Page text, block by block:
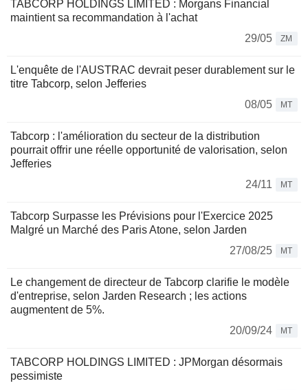
TABCORP HOLDINGS LIMITED : Morgans Financial
maintient sa recommandation à l'achat
29/05
ZM
L'enquête de l'AUSTRAC devrait peser durablement sur le
titre Tabcorp, selon Jefferies
08/05
MT
Tabcorp : l'amélioration du secteur de la distribution
pourrait offrir une réelle opportunité de valorisation, selon
Jefferies
24/11
MT
Tabcorp Surpasse les Prévisions pour l'Exercice 2025
Malgré un Marché des Paris Atone, selon Jarden
27/08/25
MT
Le changement de directeur de Tabcorp clarifie le modèle
d'entreprise, selon Jarden Research ; les actions
augmentent de 5%.
20/09/24
MT
TABCORP HOLDINGS LIMITED : JPMorgan désormais
pessimiste